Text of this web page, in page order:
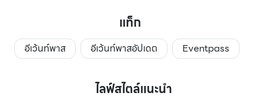
แท็ก
อีเว้นท์พาส อีเว้นท์พาสอัปเดต Eventpass
ไลฟ์สไตล์แนะนำ